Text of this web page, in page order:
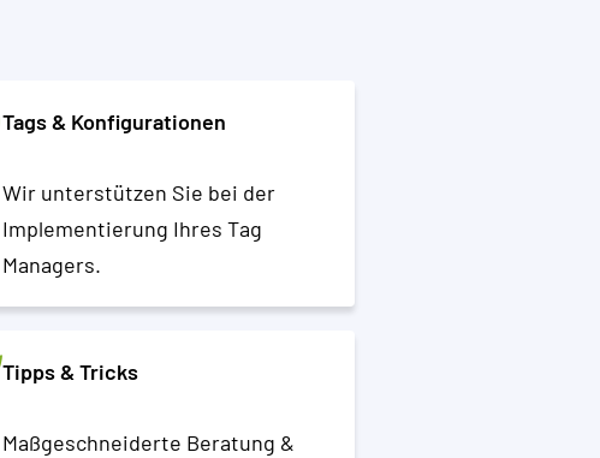
Tags & Konfigurationen
Wir unterstützen Sie bei der
Implementierung Ihres Tag
Managers.
Tipps & Tricks
Maßgeschneiderte Beratung &